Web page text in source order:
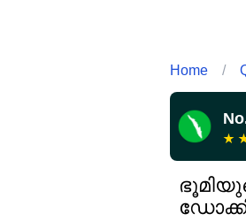
Home /
★